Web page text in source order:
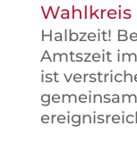
Wahlkreis
Halbzeit!
Amtszeit
ist